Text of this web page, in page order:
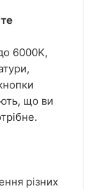
6000K,
що ви
різних